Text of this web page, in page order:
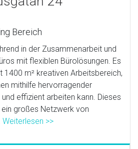
Bereich
in der Zusammenarbeit und
mit flexiblen Bürolösungen. Es
1400 m² kreativen Arbeitsbereich,
mithilfe hervorragender
effizient arbeiten kann. Dieses
großes Netzwerk von
Weiterlesen >>